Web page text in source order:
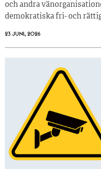
och andra
demokratiska fri- och
23 JUNI, 2026